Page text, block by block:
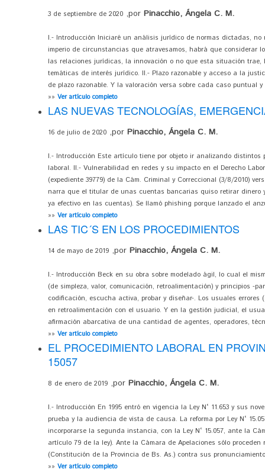
3 de septiembre de 2020 ,por Pinacchio, Ángela C. M.
I.- Introducción Iniciaré un análisis jurídico de normas dictadas, no
imperio de circunstancias que atravesamos, habrá que considerar
las relaciones jurídicas, la innovación o no que esta situación
temáticas de interés jurídico. II.- Plazo razonable y acceso a la
de plazo razonable. Y la valoración versa sobre cada caso puntual
»» Ver artículo completo
LAS NUEVAS TECNOLOGÍAS,
16 de julio de 2020 ,por Pinacchio, Ángela C. M.
I.- Introducción Este artículo tiene por objeto ir analizando
laboral. II.- Vulnerabilidad en redes y su impacto en el Derecho
(expediente 39779) de la Cám. Criminal y Correccional (3/8/2010)
narra que el titular de unas cuentas bancarias quiso retirar
ya efectivo en las cuentas). Se llamó phishing porque lanzado el
»» Ver artículo completo
LAS TIC´S EN LOS PROCEDIMIENTOS
14 de mayo de 2019 ,por Pinacchio, Ángela C. M.
I.- Introducción Beck en su obra sobre modelado ágil, lo cual el
(de simpleza, valor, comunicación, retroalimentación) y principios -
codificación, escucha activa, probar y diseñar-. Los usuales
en retroalimentación con el usuario. Y en la gestión judicial, el
afirmación abarcativa de una cantidad de agentes, operadores,
»» Ver artículo completo
EL PROCEDIMIENTO LABORAL EN
15057
8 de enero de 2019 ,por Pinacchio, Ángela C. M.
I.- Introducción En 1995 entró en vigencia la Ley N° 11.653 y sus
prueba y la audiencia de vista de causa. La reforma por Ley N°
incorporarse la segunda instancia, con la Ley N° 15.057, ante la
artículo 79 de la ley). Ante la Cámara de Apelaciones sólo
(Constitución de la Provincia de Bs. As.) contra sus
»» Ver artículo completo